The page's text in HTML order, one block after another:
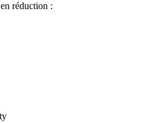
réduction :